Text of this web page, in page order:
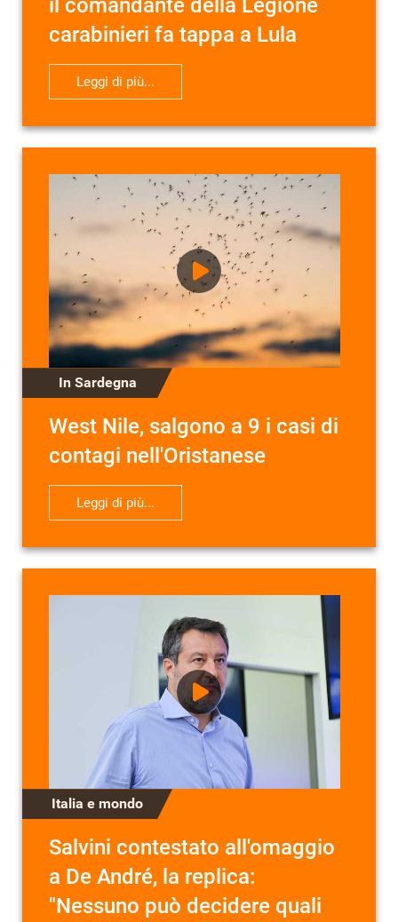
il comandante della Legione
carabinieri fa tappa a Lula
Leggi di più...
In Sardegna
West Nile, salgono a 9 i casi di
contagi nell'Oristanese
Leggi di più...
Italia e mondo
Salvini contestato all'omaggio
a De André, la replica:
"Nessuno può decidere quali